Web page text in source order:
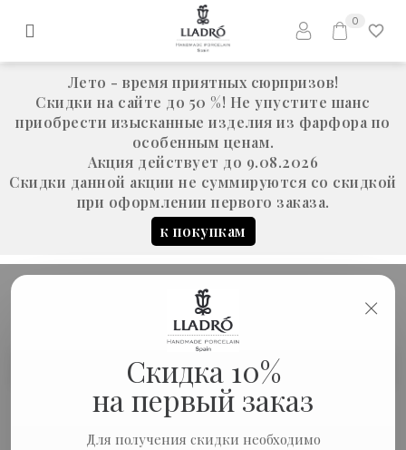
Лето - время приятных сюрпризов!
Скидки на сайте до 50 %! Не упустите шанс
приобрести изысканные изделия из фарфора по
особенным ценам.
Акция действует до 9.08.2026
Скидки данной акции не суммируются со скидкой
при оформлении первого заказа.
к покупкам
0
×
Скидка 10%
на первый заказ
Для получения скидки необходимо
Скульптура "Лошадь"
(оригами)